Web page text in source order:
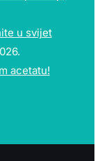
u svijet
acetatu!